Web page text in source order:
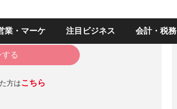
業・マーケ 注目ビジネス 会計・税務
維持する
する
方はこちら